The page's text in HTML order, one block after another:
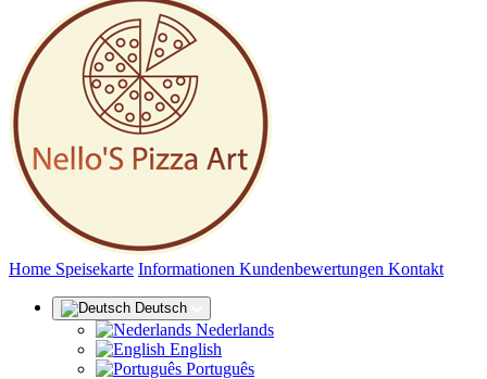
Home (aktuell)
Speisekarte Informationen Kundenbewertungen Kontakt
Deutsch
Nederlands
English
Português